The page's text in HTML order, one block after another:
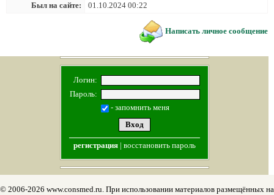
Был на сайте:
01.10.2024 00:22
Написать личное сообщение
Логин:
Пароль:
- запомнить меня
регистрация| восстановить пароль
© 2006-2026 www.consmed.ru. При использовании материалов размещённых на